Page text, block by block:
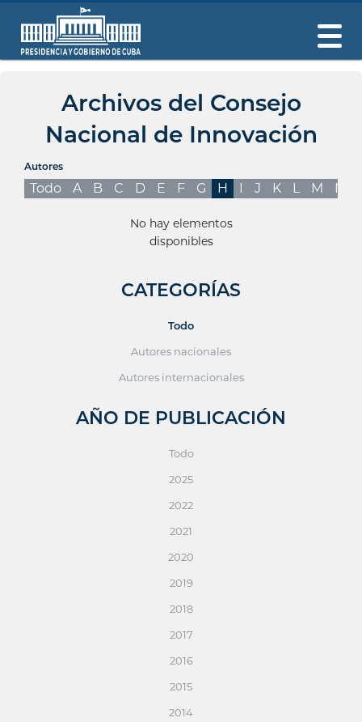
Archivos del Consejo
Nacional de Innovación
Autores
Todo A B C D E F G H I J K L M N
No hay elementos
disponibles
CATEGORÍAS
Todo
Autores nacionales
Autores internacionales
AÑO DE PUBLICACIÓN
Todo
2025
2022
2021
2020
2019
2018
2017
2016
2015
2014